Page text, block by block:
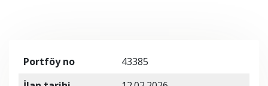
Portföy no
43385